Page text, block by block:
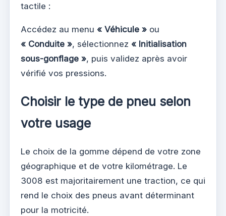
tactile :
Accédez au menu « Véhicule » ou
« Conduite », sélectionnez « Initialisation
sous-gonflage », puis validez après avoir
vérifié vos pressions.
Choisir le type de pneu selon
votre usage
Le choix de la gomme dépend de votre zone
géographique et de votre kilométrage. Le
3008 est majoritairement une traction, ce qui
rend le choix des pneus avant déterminant
pour la motricité.